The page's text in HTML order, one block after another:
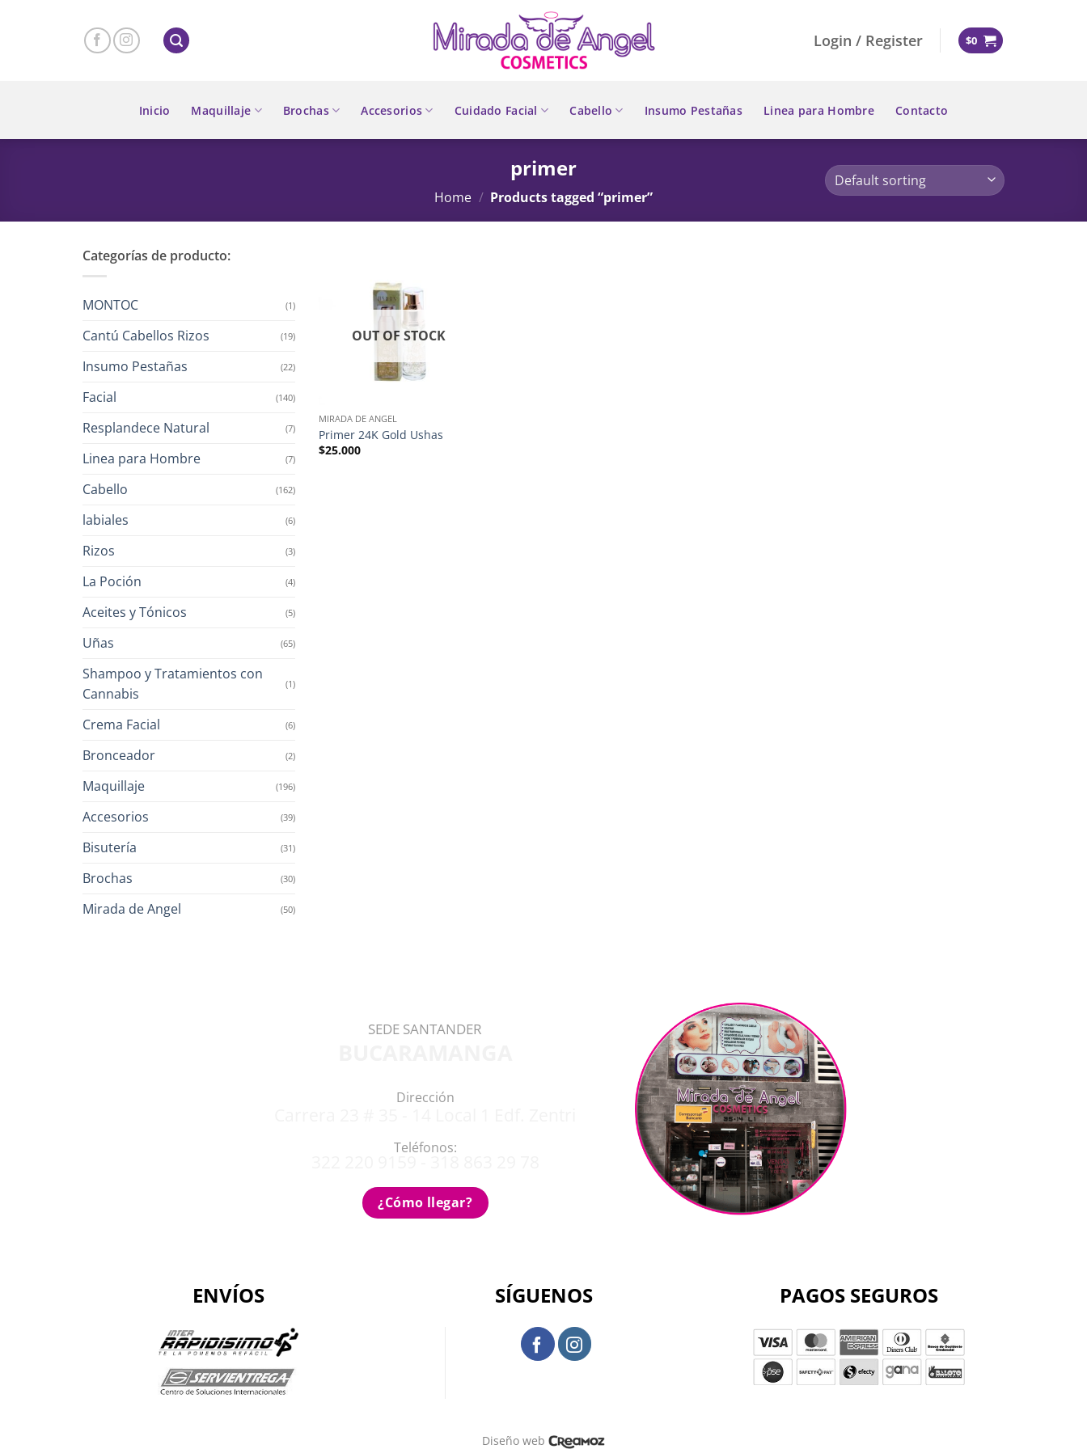
Login / Register $0
Inicio Maquillaje Brochas Accesorios Cuidado Facial Cabello Insumo Pestañas Linea para Hombre Contacto
primer
Home / Products tagged “primer”
Categorías de producto:
MONTOC (1)
Cantú Cabellos Rizos (19)
Insumo Pestañas (22)
Facial (140)
Resplandece Natural (7)
Linea para Hombre (7)
Cabello (162)
labiales (6)
Rizos (3)
La Poción (4)
Aceites y Tónicos (5)
Uñas (65)
Shampoo y Tratamientos con
Cannabis
(1)
Crema Facial (6)
Bronceador (2)
Maquillaje (196)
Accesorios (39)
Bisutería (31)
Brochas (30)
Mirada de Angel (50)
OUT OF STOCK
MIRADA DE ANGEL
Primer 24K Gold Ushas
$25.000
SEDE SANTANDER
Dirección
Teléfonos:
¿Cómo llegar?
ENVÍOS SÍGUENOS PAGOS SEGUROS
Diseño web